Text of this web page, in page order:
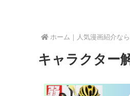
ホーム
キャラクター